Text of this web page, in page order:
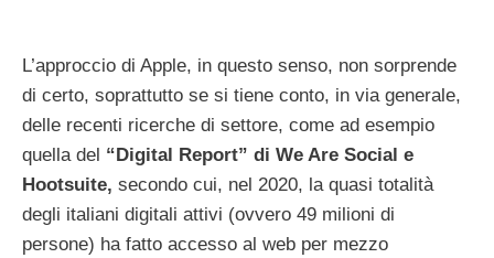
L’approccio di Apple, in questo senso, non sorprende
di certo, soprattutto se si tiene conto, in via generale,
delle recenti ricerche di settore, come ad esempio
quella del “Digital Report” di We Are Social e
Hootsuite, secondo cui, nel 2020, la quasi totalità
degli italiani digitali attivi (ovvero 49 milioni di
persone) ha fatto accesso al web per mezzo